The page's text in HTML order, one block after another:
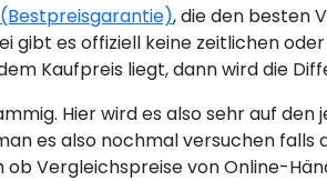
, die den besten
gibt es offiziell keine zeitlichen
Kaufpreis liegt, dann wird die
Hier wird es also sehr auf
es also nochmal versuchen
Vergleichspreise von Online-